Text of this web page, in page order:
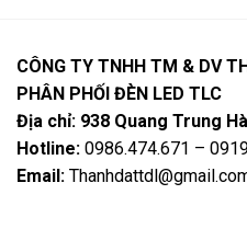
CÔNG TY TNHH TM & DV
PHÂN PHỐI ĐÈN LED TLC
Địa chỉ: 938 Quang Trung
Hotline: 0986.474.671 –
Email: